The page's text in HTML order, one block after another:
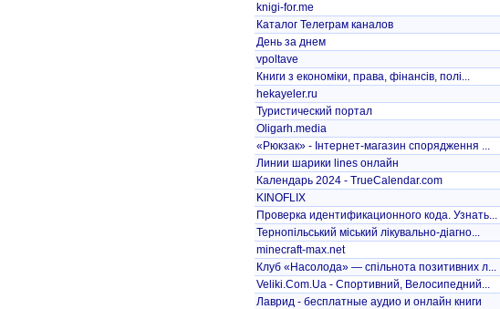
knigi-for.me
Каталог Телеграм каналов
День за днем
vpoltave
Книги з економіки, права, фінансів, полі...
hekayeler.ru
Туристический портал
Oligarh.media
«Рюкзак» - Інтернет-магазин спорядження ...
Линии шарики lines онлайн
Календарь 2024 - TrueCalendar.com
KINOFLIX
Проверка идентификационного кода. Узнать...
Тернопільський міський лікувально-діагно...
minecraft-max.net
Клуб «Насолода» — спільнота позитивних л...
Veliki.Com.Ua - Спортивний, Велосипедний...
Лаврид - бесплатные аудио и онлайн книги